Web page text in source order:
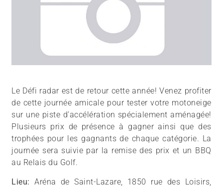
Le Défi radar est de retour cette année! Venez profiter
de cette journée amicale pour tester votre motoneige
sur une piste d’accélération spécialement aménagée!
Plusieurs prix de présence à gagner ainsi que des
trophées pour les gagnants de chaque catégorie. La
journée sera suivie par la remise des prix et un BBQ
au Relais du Golf.
Lieu: Aréna de Saint-Lazare, 1850 rue des Loisirs,